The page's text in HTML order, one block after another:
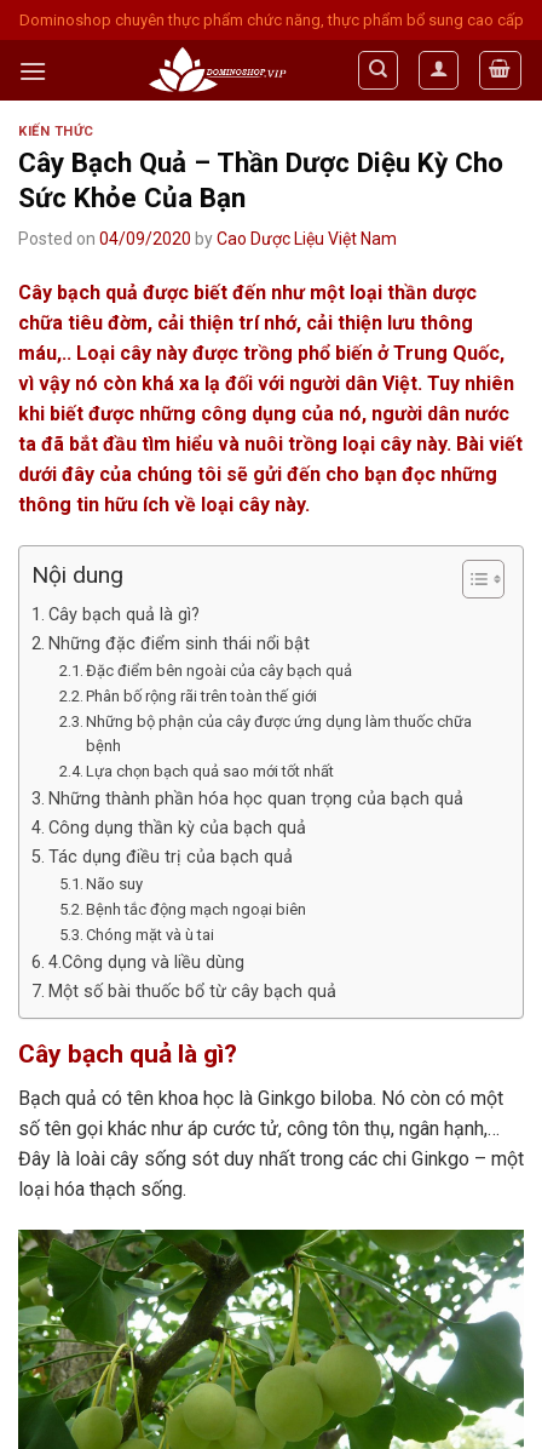
Skip
to
content
Dominoshop chuyên thực phẩm chức năng, thực phẩm bổ sung cao cấp
KIẾN THỨC
Cây Bạch Quả – Thần Dược Diệu Kỳ Cho
Sức Khỏe Của Bạn
Posted on 04/09/2020 byCao Dược Liệu Việt Nam
Cây bạch quả được biết đến như một loại thần dược
chữa tiêu đờm, cải thiện trí nhớ, cải thiện lưu thông
máu,.. Loại cây này được trồng phổ biến ở Trung Quốc,
vì vậy nó còn khá xa lạ đối với người dân Việt. Tuy nhiên
khi biết được những công dụng của nó, người dân nước
ta đã bắt đầu tìm hiểu và nuôi trồng loại cây này. Bài viết
dưới đây của chúng tôi sẽ gửi đến cho bạn đọc những
thông tin hữu ích về loại cây này.
Nội dung
Cây bạch quả là gì?
Những đặc điểm sinh thái nổi bật
Đặc điểm bên ngoài của cây bạch quả
Phân bố rộng rãi trên toàn thế giới
Những bộ phận của cây được ứng dụng làm thuốc chữa
bệnh
Lựa chọn bạch quả sao mới tốt nhất
Những thành phần hóa học quan trọng của bạch quả
Công dụng thần kỳ của bạch quả
Tác dụng điều trị của bạch quả
Não suy
Bệnh tắc động mạch ngoại biên
Chóng mặt và ù tai
4.Công dụng và liều dùng
Một số bài thuốc bổ từ cây bạch quả
Cây bạch quả là gì?
Bạch quả có tên khoa học là Ginkgo biloba. Nó còn có một
số tên gọi khác như áp cước tử, công tôn thụ, ngân hạnh,…
Đây là loài cây sống sót duy nhất trong các chi Ginkgo – một
loại hóa thạch sống.